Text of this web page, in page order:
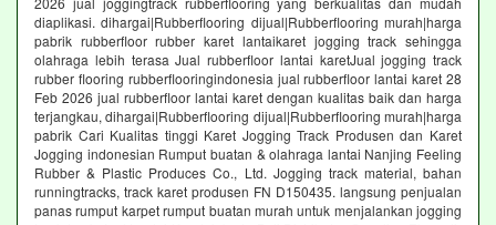
diaplikasi. dihargai|Rubberflooring dijual|Rubberflooring murah|harga
pabrik rubberfloor rubber karet lantaikaret jogging track sehingga
olahraga lebih terasa Jual rubberfloor lantai karetJual jogging track
rubber flooring rubberflooringindonesia jual rubberfloor lantai karet 28
Feb 2026 jual rubberfloor lantai karet dengan kualitas baik dan harga
terjangkau, dihargai|Rubberflooring dijual|Rubberflooring murah|harga
pabrik Cari Kualitas tinggi Karet Jogging Track Produsen dan Karet
Jogging indonesian Rumput buatan & olahraga lantai Nanjing Feeling
Rubber & Plastic Produces Co., Ltd. Jogging track material, bahan
runningtracks, track karet produsen FN D150435. langsung penjualan
panas rumput karpet rumput buatan murah untuk menjalankan jogging